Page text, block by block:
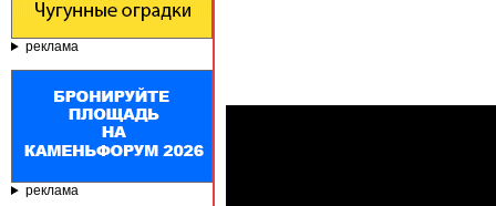
реклама
реклама